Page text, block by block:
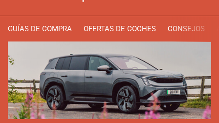
GUÍAS DE COMPRA OFERTAS DE COCHES CONSEJOS